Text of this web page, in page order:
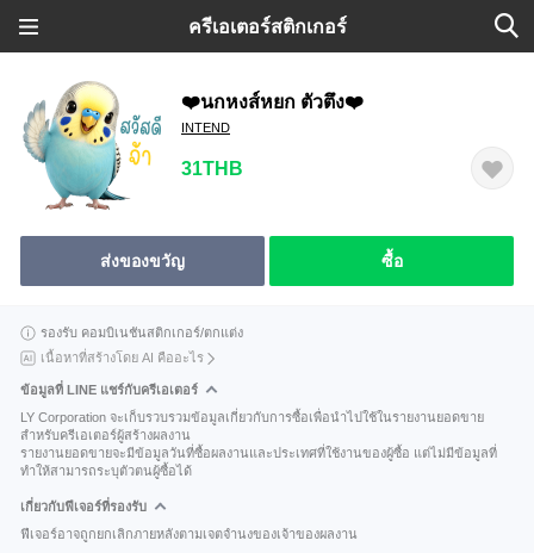
ครีเอเตอร์สติกเกอร์
❤️นกหงส์หยก ตัวตึง❤️
INTEND
31THB
ส่งของขวัญ ซื้อ
รองรับ คอมบิเนชันสติกเกอร์/ตกแต่ง
เนื้อหาที่สร้างโดย AI คืออะไร
ข้อมูลที่ LINE แชร์กับครีเอเตอร์
LY Corporation จะเก็บรวบรวมข้อมูลเกี่ยวกับการซื้อเพื่อนำไปใช้ในรายงานยอดขาย
สำหรับครีเอเตอร์ผู้สร้างผลงาน
รายงานยอดขายจะมีข้อมูลวันที่ซื้อผลงานและประเทศที่ใช้งานของผู้ซื้อ แต่ไม่มีข้อมูลที่
ทำให้สามารถระบุตัวตนผู้ซื้อได้
เกี่ยวกับฟีเจอร์ที่รองรับ
ฟีเจอร์อาจถูกยกเลิกภายหลังตามเจตจำนงของเจ้าของผลงาน